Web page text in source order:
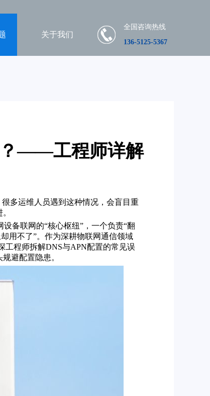
关于我们
全国咨询热线
136-5125-5367
？——工程师详解
多运维人员遇到这种情况，会盲目重
备联网的“核心枢纽”，一个负责“翻
用不了”。作为深耕物联网通信领域
工程师拆解DNS与APN配置的常见误
避配置隐患。